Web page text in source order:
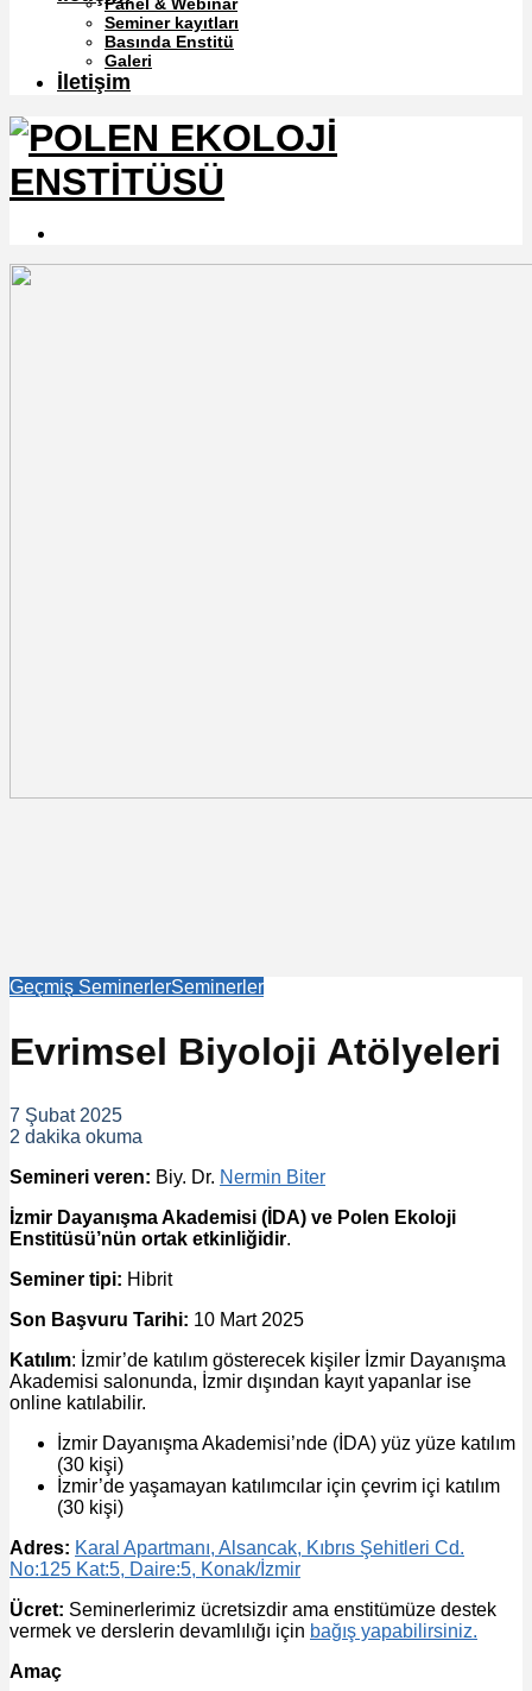
Seminer kayıtları
Basında Enstitü
Galeri
İletişim
Geçmiş SeminerlerSeminerler
Evrimsel Biyoloji Atölyeleri
7 Şubat 2025
2 dakika okuma
Semineri veren: Biy. Dr. Nermin Biter
İzmir Dayanışma Akademisi (İDA) ve Polen Ekoloji
Enstitüsü’nün ortak etkinliğidir.
Seminer tipi: Hibrit
Son Başvuru Tarihi: 10 Mart 2025
Katılım: İzmir’de katılım gösterecek kişiler İzmir Dayanışma
Akademisi salonunda, İzmir dışından kayıt yapanlar ise
online katılabilir.
İzmir Dayanışma Akademisi’nde (İDA) yüz yüze katılım
(30 kişi)
İzmir’de yaşamayan katılımcılar için çevrim içi katılım
(30 kişi)
Adres: Karal Apartmanı, Alsancak, Kıbrıs Şehitleri Cd.
No:125 Kat:5, Daire:5, Konak/İzmir
Ücret: Seminerlerimiz ücretsizdir ama enstitümüze destek
vermek ve derslerin devamlılığı için bağış yapabilirsiniz.
Amaç